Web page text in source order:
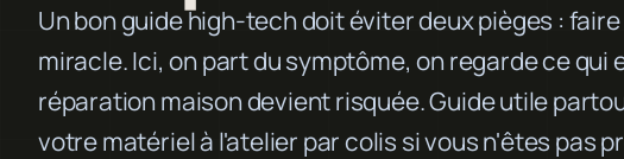
Un bon guide high-tech doit éviter deux pièges :
miracle. Ici, on part du symptôme, on regarde ce qui
réparation maison devient risquée. Guide utile
votre matériel à l'atelier par colis si vous n'êtes pas